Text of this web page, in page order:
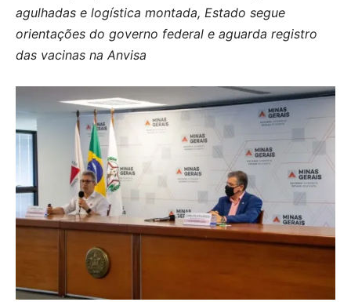
agulhadas e logística montada, Estado segue
orientações do governo federal e aguarda registro
das vacinas na Anvisa